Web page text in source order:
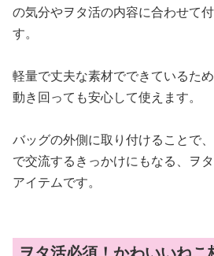
の気分やヲタ活の内容に合わせて
す。
軽量で丈夫な素材でできているた
動き回っても安心して使えます。
バッグの外側に取り付けることで
で交流するきっかけにもなる、ヲ
アイテムです。